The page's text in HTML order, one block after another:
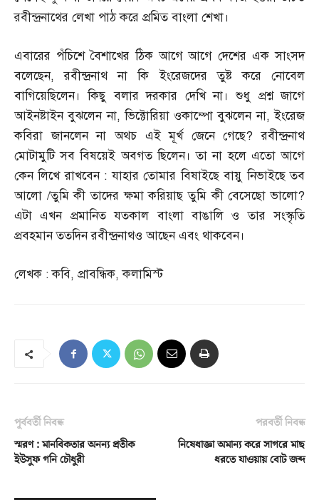
রবীন্দ্রনাথের লেখা পাঠ করে প্রমিত বাংলা শেখা।
এবারের পঁচিশে বৈশাখের ঠিক আগে আগে দেশের এক সাংসদ
বলেছেন,রবীন্দ্রনাথ না কি ইংরেজদের তুষ্ট করে নোবেল
বাগিয়েছিলেন। কিছু বলার দরকার দেখি না। শুধু প্রশ্ন জাগে
আইনষ্টাইন বুঝলেন না,ভিক্টোরিয়া ওকাম্পো বুঝলেন না,ইংরেজ
কবিরা জানলেন না অথচ এই মূর্খ জেনে গেছে?রবীন্দ্রনাথ
মোটামুটি সব বিষয়েই অবগত ছিলেন। তা না হলে এতো আগে
কেন লিখে রাখবেন :যাহার তোমার বিষাইছে বায়ু নিভাইছে তব
আলো /তুমি কী তাদের ক্ষমা করিয়াছ তুমি কী বেসেছো ভালো?
এটা এখন প্রমানিত যতকাল বাংলা বাঙালি ও তার সংস্কৃতি
প্রবহমান ততদিন রবীন্দ্রনাথও আছেন এবং থাকবেন।
লেখক :কবি, প্রাবন্ধিক,কলামিস্ট
পূর্ববর্তী নিবন্ধ
স্মরণ : মানবিকতার অনন্য প্রতীক
ইউসুফ গনি চৌধুরী
পরবর্তী নিবন্ধ
নিষেধাজ্ঞা অমান্য করে সাগরে মাছ
ধরতে যাওয়ায় বোট জব্দ